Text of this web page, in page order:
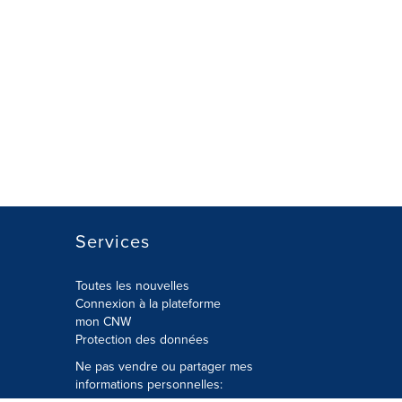
Services
Toutes les nouvelles
Connexion à la plateforme
mon CNW
Protection des données
Ne pas vendre ou partager mes
informations personnelles: